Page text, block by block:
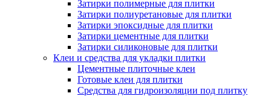
Затирки полимерные для плитки
Затирки полиуретановые для плитки
Затирки эпоксидные для плитки
Затирки цементные для плитки
Затирки силиконовые для плитки
Клеи и средства для укладки плитки
Цементные плиточные клеи
Готовые клеи для плитки
Средства для гидроизоляции под плитку